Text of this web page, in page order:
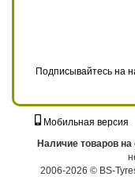
Подписывайтесь на
Мобильная версия
Наличие товаров на
2006-2026 © BS-